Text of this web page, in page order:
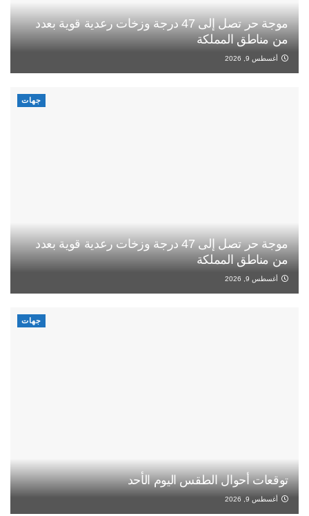
موجة حر تصل إلى 47 درجة وزخات رعدية قوية بعدد
من مناطق المملكة
أغسطس 9, 2026
جهات
موجة حر تصل إلى 47 درجة وزخات رعدية قوية بعدد
من مناطق المملكة
أغسطس 9, 2026
جهات
توقعات أحوال الطقس اليوم الأحد
أغسطس 9, 2026